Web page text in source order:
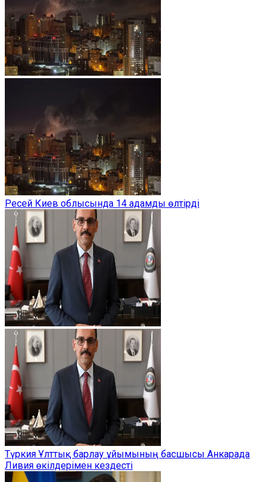
Ресей Киев облысында 14 адамды өлтірді
Түркия Ұлттық барлау ұйымының басшысы Анкарада
Ливия өкілдерімен кездесті